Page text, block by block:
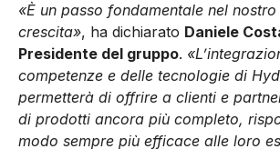
«È un passo fondamentale nel
crescita», ha dichiarato Daniele
Presidente del gruppo.
competenze e delle tecnologie di
permetterà di offrire a clienti e
di prodotti ancora più completo,
modo sempre più efficace alle loro